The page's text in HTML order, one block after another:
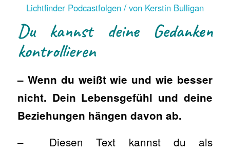
Lichtfinder Podcastfolgen / von Kerstin Bulligan
Du kannst deine Gedanken
kontrollieren
– Wenn du weißt wie und wie besser
nicht. Dein Lebensgefühl und deine
Beziehungen hängen davon ab.
– Diesen Text kannst du als